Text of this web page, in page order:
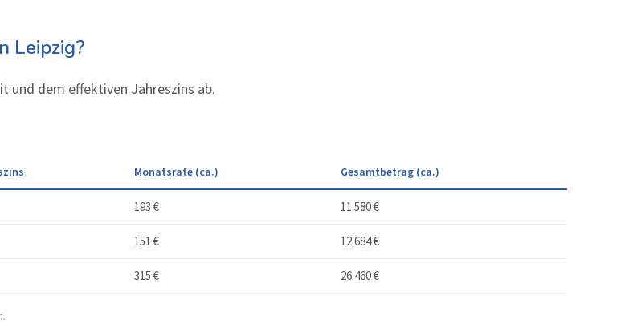
Leipzig?
und dem effektiven Jahreszins ab.
Monatsrate (ca.) Gesamtbetrag (ca.)
193 € 11.580 €
151 € 12.684 €
315 € 26.460 €